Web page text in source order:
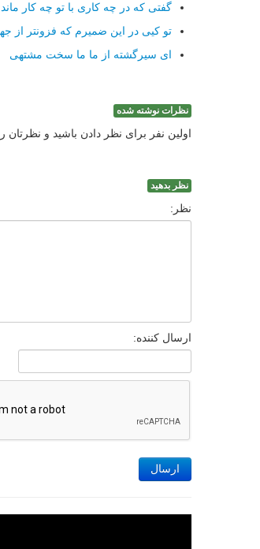
گفتی كه در چه كاری با تو چه كار ماند
تو كیی در این ضمیرم كه فزونتر از
ای سیرگشته از ما ما سخت مشتهی
نظرات نوشته شده
اولین نفر برای نظر دادن باشید و
نظر بدهید
نظر:
ارسال کننده:
ارسال